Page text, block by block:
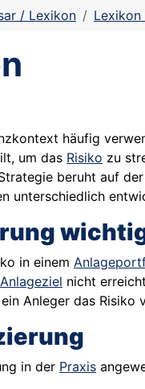
/ Lexikon Lexikon
häufig
um das Risiko zu
beruht auf der
unterschiedlich
in einem
Anlageziel nicht
Anleger das Risiko
in der Praxis